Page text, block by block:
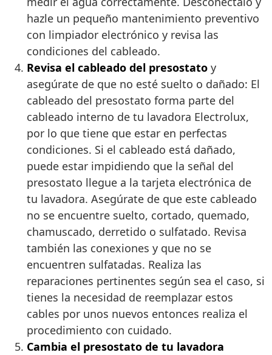
hazle un pequeño mantenimiento preventivo
con limpiador electrónico y revisa las
condiciones del cableado.
Revisa el cableado del presostato y
asegúrate de que no esté suelto o dañado: El
cableado del presostato forma parte del
cableado interno de tu lavadora Electrolux,
por lo que tiene que estar en perfectas
condiciones. Si el cableado está dañado,
puede estar impidiendo que la señal del
presostato llegue a la tarjeta electrónica de
tu lavadora. Asegúrate de que este cableado
no se encuentre suelto, cortado, quemado,
chamuscado, derretido o sulfatado. Revisa
también las conexiones y que no se
encuentren sulfatadas. Realiza las
reparaciones pertinentes según sea el caso, si
tienes la necesidad de reemplazar estos
cables por unos nuevos entonces realiza el
procedimiento con cuidado.
Cambia el presostato de tu lavadora